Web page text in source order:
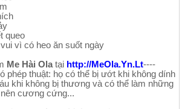
queo
vì có heo ăn suốt ngày
Me Hài Ola tại http://MeOla.Yn.Lt----
phép thuật: họ có thể bị ướt khi không dính
khi không bị thương và có thể làm những
cương cứng...